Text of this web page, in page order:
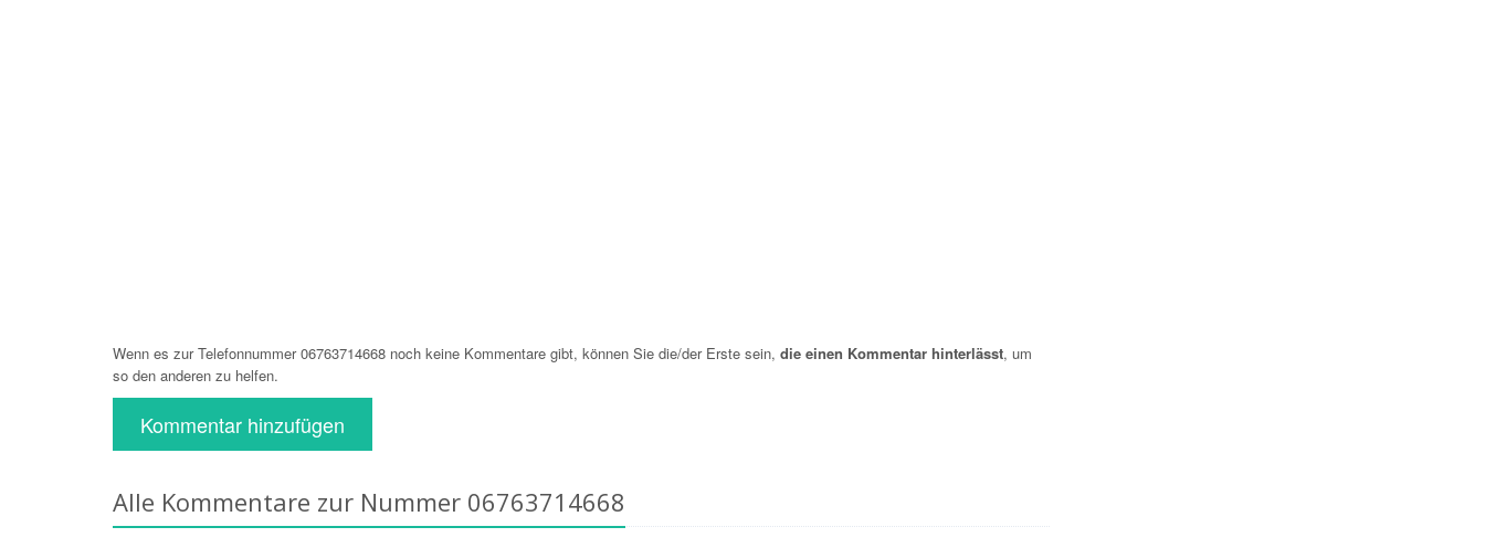
Wenn es zur Telefonnummer 06763714668 noch keine Kommentare gibt, können Sie die/der Erste sein, die einen Kommentar hinterlässt, um
so den anderen zu helfen.
Kommentar hinzufügen
Alle Kommentare zur Nummer 06763714668